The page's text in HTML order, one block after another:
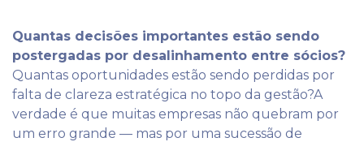
Quantas decisões importantes estão sendo
postergadas por desalinhamento entre sócios?
Quantas oportunidades estão sendo perdidas por
falta de clareza estratégica no topo da gestão?A
verdade é que muitas empresas não quebram por
um erro grande — mas por uma sucessão de